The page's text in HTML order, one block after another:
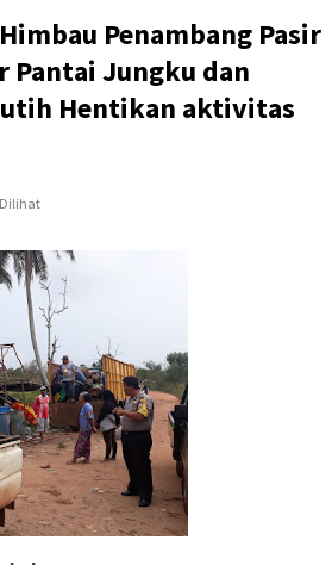
Penambang Pasir
Pantai Jungku dan
Hentikan aktivitas